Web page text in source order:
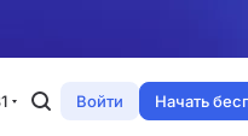
Войти Начать